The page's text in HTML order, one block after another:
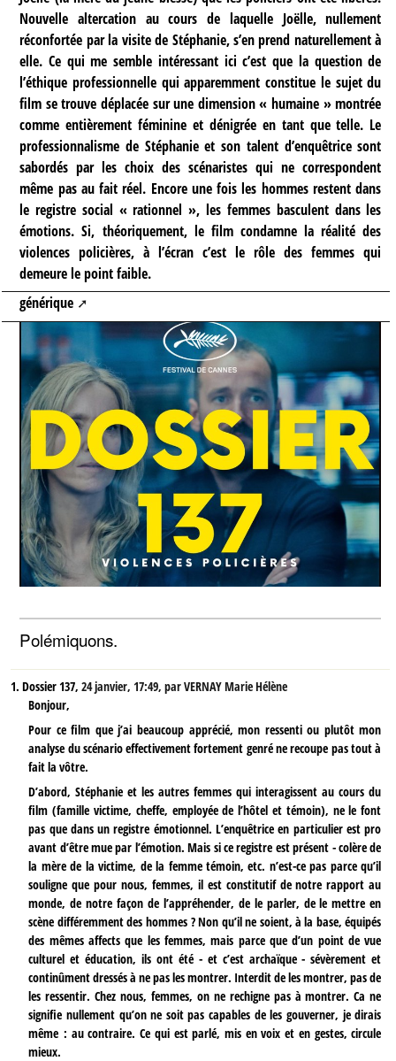
Nouvelle altercation au cours de laquelle Joëlle, nullement
réconfortée par la visite de Stéphanie, s’en prend naturellement à
elle. Ce qui me semble intéressant ici c’est que la question de
l’éthique professionnelle qui apparemment constitue le sujet du
film se trouve déplacée sur une dimension « humaine » montrée
comme entièrement féminine et dénigrée en tant que telle. Le
professionnalisme de Stéphanie et son talent d’enquêtrice sont
sabordés par les choix des scénaristes qui ne correspondent
même pas au fait réel. Encore une fois les hommes restent dans
le registre social « rationnel », les femmes basculent dans les
émotions. Si, théoriquement, le film condamne la réalité des
violences policières, à l’écran c’est le rôle des femmes qui
demeure le point faible.
générique
Polémiquons.
1. Dossier 137,24 janvier, 17:49,parVERNAY Marie Hélène
Bonjour,
Pour ce film que j’ai beaucoup apprécié, mon ressenti ou plutôt mon
analyse du scénario effectivement fortement genré ne recoupe pas tout à
fait la vôtre.
D’abord, Stéphanie et les autres femmes qui interagissent au cours du
film (famille victime, cheffe, employée de l’hôtel et témoin), ne le font
pas que dans un registre émotionnel. L’enquêtrice en particulier est pro
avant d’être mue par l’émotion. Mais si ce registre est présent - colère de
la mère de la victime, de la femme témoin, etc. n’est-ce pas parce qu’il
souligne que pour nous, femmes, il est constitutif de notre rapport au
monde, de notre façon de l’appréhender, de le parler, de le mettre en
scène différemment des hommes ? Non qu’il ne soient, à la base, équipés
des mêmes affects que les femmes, mais parce que d’un point de vue
culturel et éducation, ils ont été - et c’est archaïque - sévèrement et
continûment dressés à ne pas les montrer. Interdit de les montrer, pas de
les ressentir. Chez nous, femmes, on ne rechigne pas à montrer. Ca ne
signifie nullement qu’on ne soit pas capables de les gouverner, je dirais
même : au contraire. Ce qui est parlé, mis en voix et en gestes, circule
mieux.